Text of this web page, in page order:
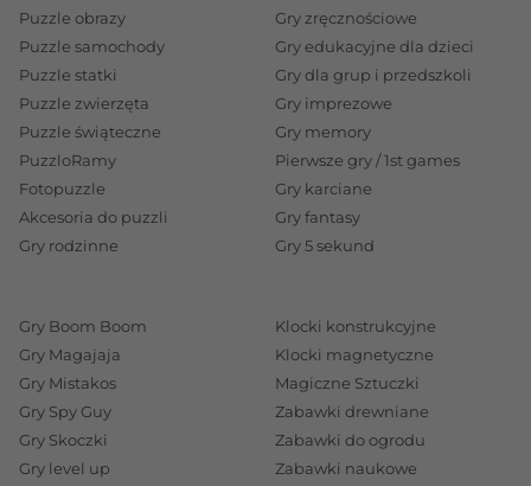
Puzzle obrazy
Puzzle samochody
Puzzle statki
Puzzle zwierzęta
Puzzle świąteczne
PuzzloRamy
Fotopuzzle
Akcesoria do puzzli
Gry rodzinne
Gry zręcznościowe
Gry edukacyjne dla dzieci
Gry dla grup i przedszkoli
Gry imprezowe
Gry memory
Pierwsze gry / 1st games
Gry karciane
Gry fantasy
Gry 5 sekund
Gry Boom Boom
Gry Magajaja
Gry Mistakos
Gry Spy Guy
Gry Skoczki
Gry level up
Klocki konstrukcyjne
Klocki magnetyczne
Magiczne Sztuczki
Zabawki drewniane
Zabawki do ogrodu
Zabawki naukowe